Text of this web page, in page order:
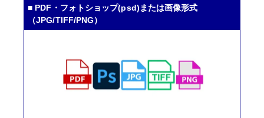
■ PDF・フォトショップ(psd)または画像形式
（JPG/TIFF/PNG）